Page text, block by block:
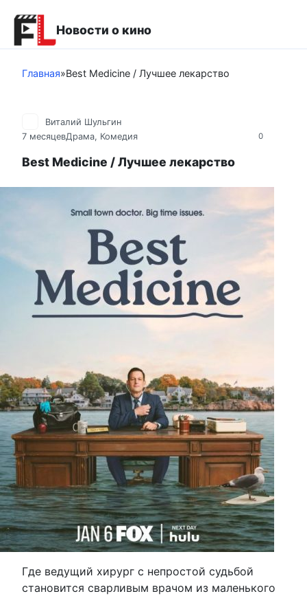
контенту
Новости о кино
Главная»Best Medicine / Лучшее лекарство
0
Виталий Шульгин
7 месяцевДрама, Комедия
Best Medicine / Лучшее лекарство
Где ведущий хирург с непростой судьбой
становится сварливым врачом из маленького